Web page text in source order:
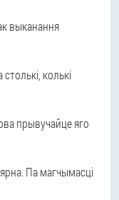
выканання
колькі
прывучайце яго
Па магчымасці